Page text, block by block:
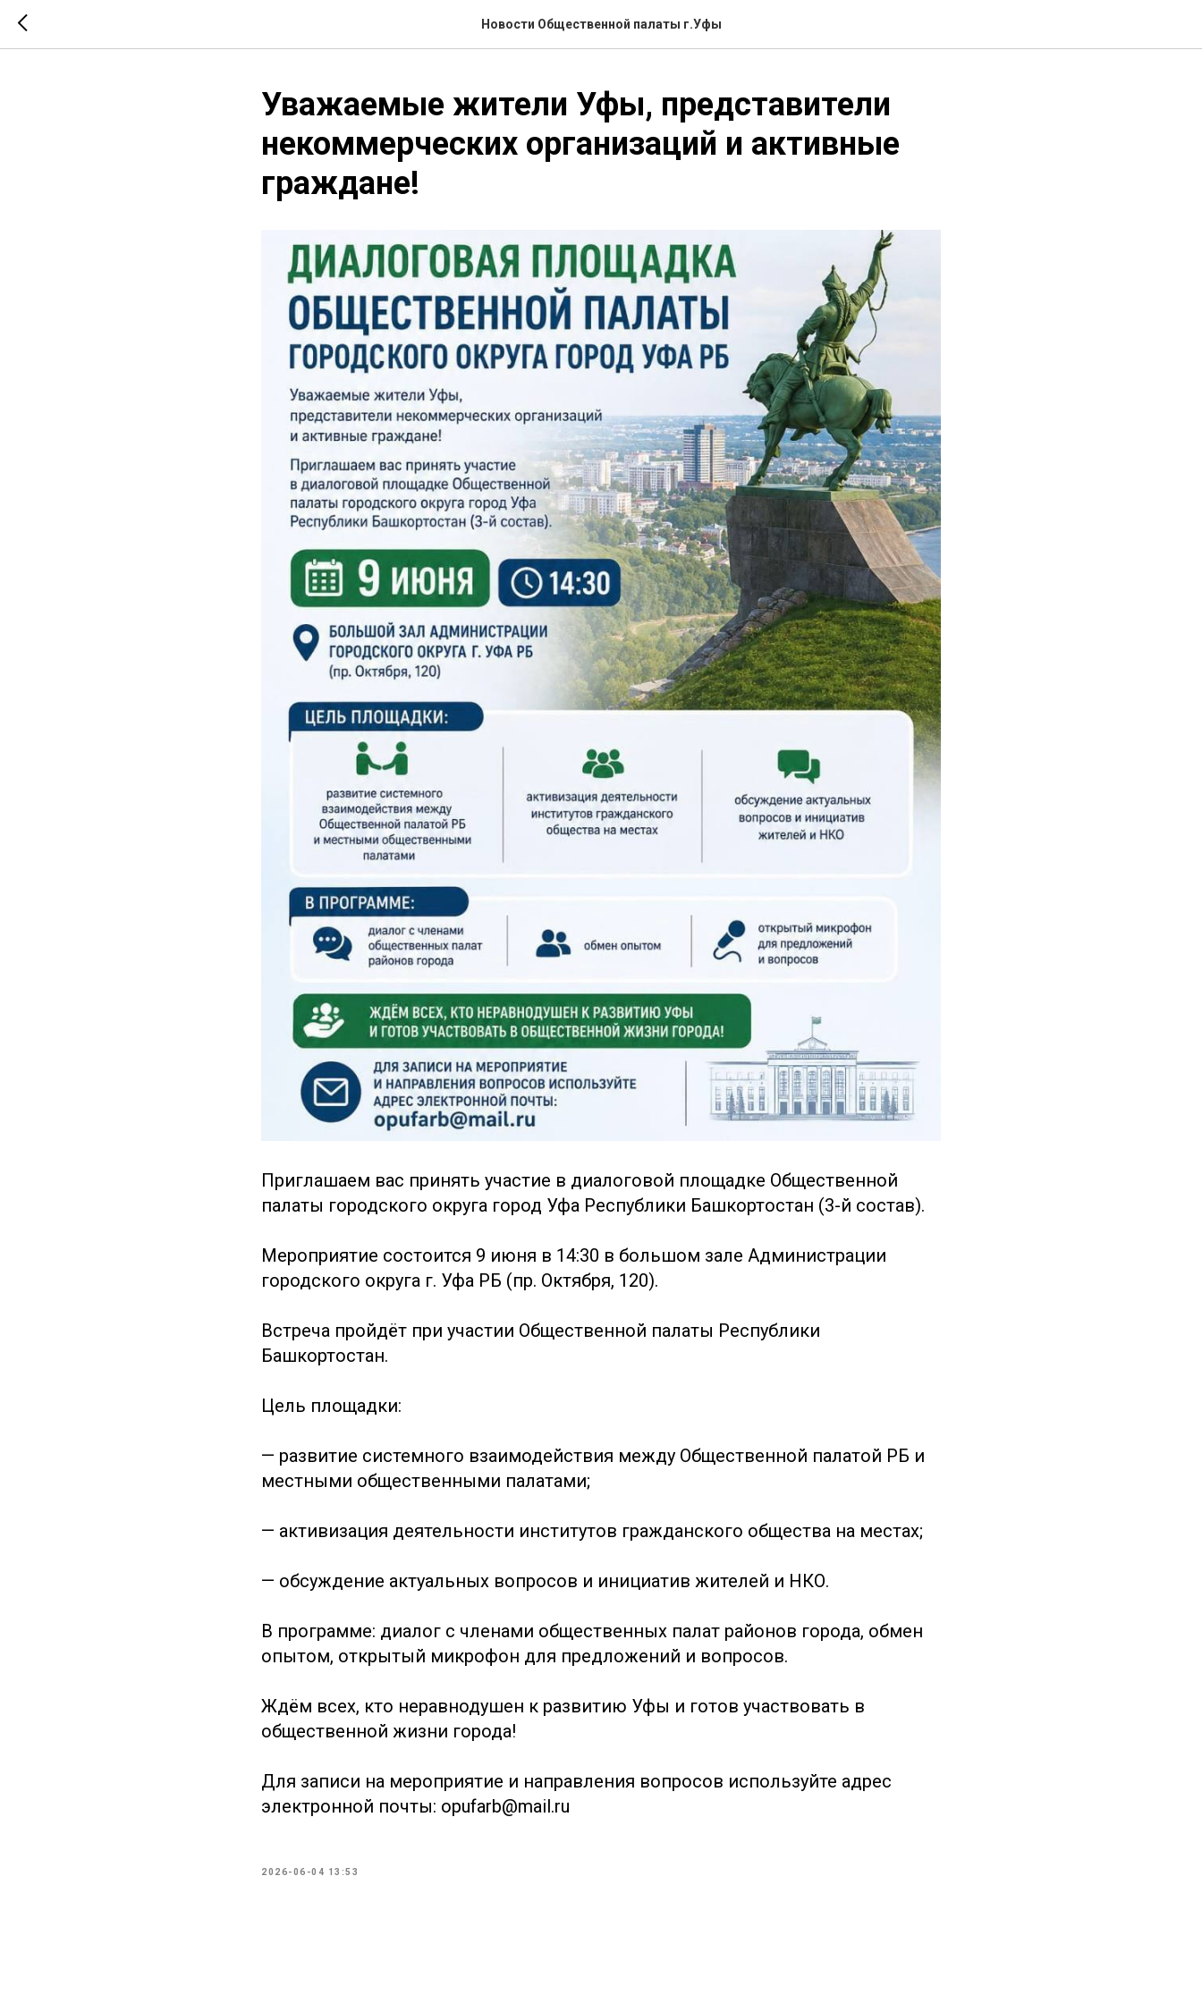
Новости Общественной палаты г.Уфы
Уважаемые жители Уфы, представители
некоммерческих организаций и активные
граждане!
Приглашаем вас принять участие в диалоговой площадке Общественной
палаты городского округа город Уфа Республики Башкортостан (3-й состав).
Мероприятие состоится 9 июня в 14:30 в большом зале Администрации
городского округа г. Уфа РБ (пр. Октября, 120).
Встреча пройдёт при участии Общественной палаты Республики
Башкортостан.
Цель площадки:
— развитие системного взаимодействия между Общественной палатой РБ и
местными общественными палатами;
— активизация деятельности институтов гражданского общества на местах;
— обсуждение актуальных вопросов и инициатив жителей и НКО.
В программе: диалог с членами общественных палат районов города, обмен
опытом, открытый микрофон для предложений и вопросов.
Ждём всех, кто неравнодушен к развитию Уфы и готов участвовать в
общественной жизни города!
Для записи на мероприятие и направления вопросов используйте адрес
электронной почты: opufarb@mail.ru
2026-06-04 13:53